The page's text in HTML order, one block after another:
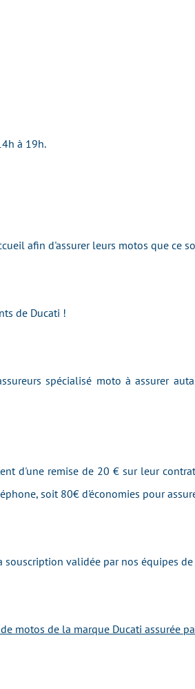
à 19h.
afin d'assurer leurs motos que ce
de Ducati !
spécialisé moto à assurer
d'une remise de 20 € sur leur
soit 80€ d'économies pour
souscription validée par nos équipes
motos de la marque Ducati assurée